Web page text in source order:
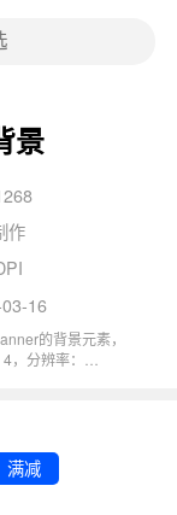
景
作
16
的背景元素，
满减